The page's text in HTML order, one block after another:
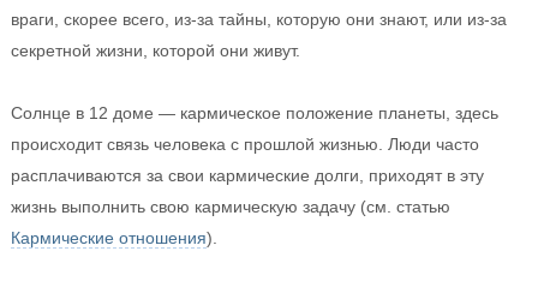
враги, скорее всего, из-за тайны, которую они знают, или из-за
секретной жизни, которой они живут.
Солнце в 12 доме — кармическое положение планеты, здесь
происходит связь человека с прошлой жизнью. Люди часто
расплачиваются за свои кармические долги, приходят в эту
жизнь выполнить свою кармическую задачу (см. статью
Кармические отношения).